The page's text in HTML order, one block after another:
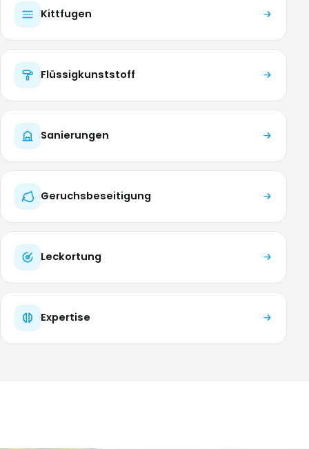
Kittfugen
Flüssigkunststoff
Sanierungen
Geruchsbeseitigung
Leckortung
Expertise